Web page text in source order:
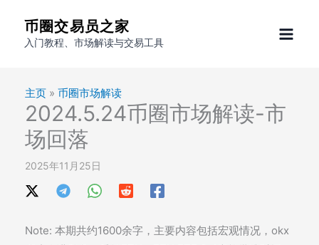
币圈交易员之家
入门教程、市场解读与交易工具
主页 » 币圈市场解读
2024.5.24币圈市场解读-市
场回落
2025年11月25日
Note: 本期共约1600余字，主要内容包括宏观情况，okx